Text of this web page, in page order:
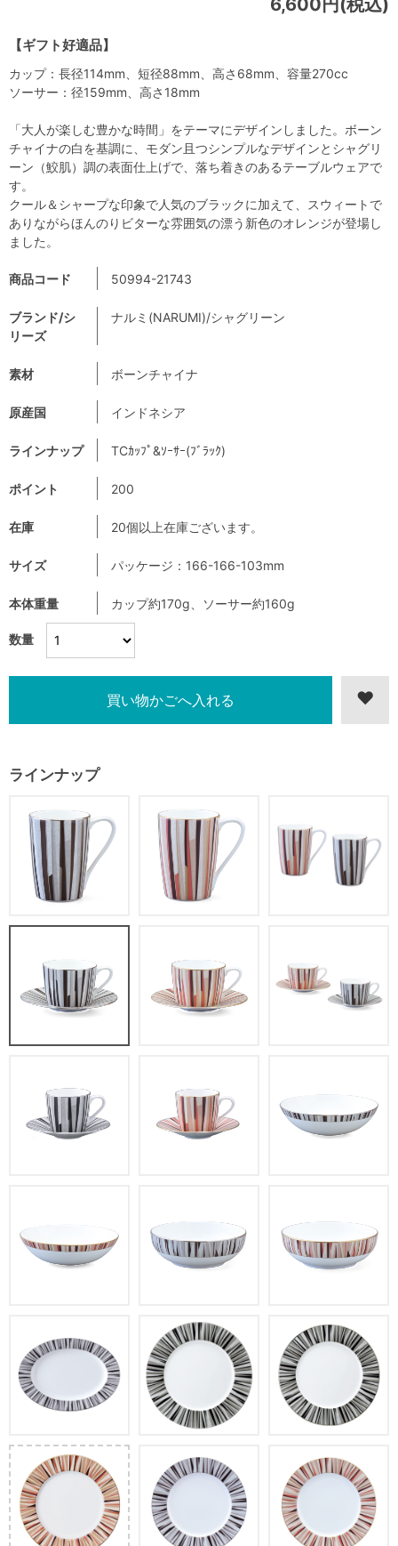
【ギフト好適品】
数量
商品コード 50994-21743
ブランド/シ
リーズ
ナルミ(NARUMI)/シャグリーン
素材 ボーンチャイナ
原産国 インドネシア
ラインナップ TCｶｯﾌﾟ&ｿｰｻｰ(ﾌﾞﾗｯｸ)
ポイント 200
在庫 20個以上在庫ございます。
サイズ パッケージ：166-166-103mm
本体重量 カップ約170g、ソーサー約160g
ラインナップ
カップ：長径114mm、短径88mm、高さ68mm、容量270cc
ソーサー：径159mm、高さ18mm
「大人が楽しむ豊かな時間」をテーマにデザインしました。ボーン
チャイナの白を基調に、モダン且つシンプルなデザインとシャグリ
ーン（鮫肌）調の表面仕上げで、落ち着きのあるテーブルウェアで
す。
クール＆シャープな印象で人気のブラックに加えて、スウィートで
ありながらほんのりビターな雰囲気の漂う新色のオレンジが登場し
ました。